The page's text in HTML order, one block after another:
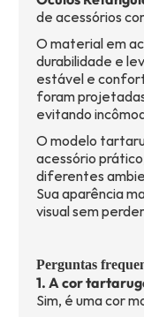
de acessórios
O material em
durabilidade e
estável e
foram
evitando
O modelo
acessório
diferentes
Sua aparência
visual sem
Perguntas
1. A cor
Sim, é uma cor